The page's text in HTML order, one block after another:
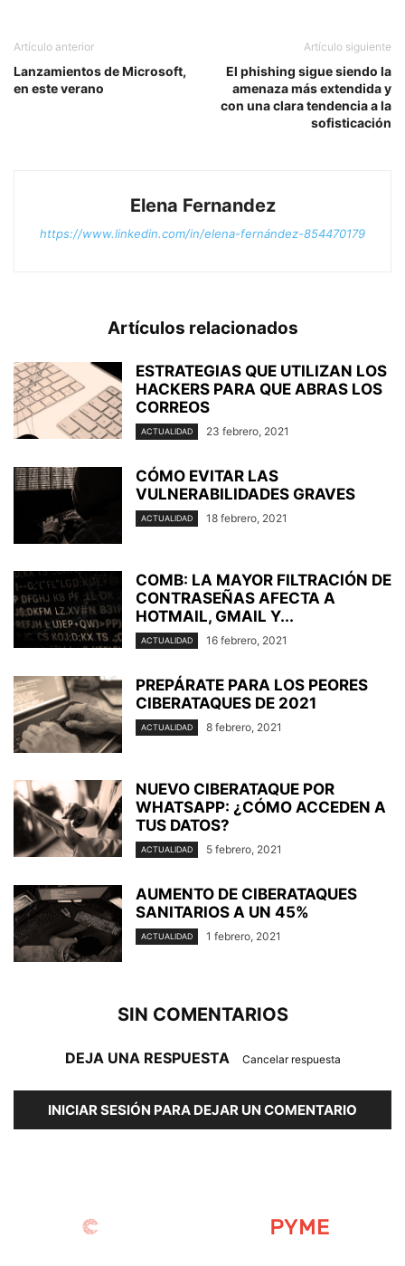
Artículo anterior
Lanzamientos de Microsoft,
en este verano
Artículo siguiente
El phishing sigue siendo la
amenaza más extendida y
con una clara tendencia a la
sofisticación
Elena Fernandez
https://www.linkedin.com/in/elena-fernández-854470179
Artículos relacionados
ESTRATEGIAS QUE UTILIZAN LOS
HACKERS PARA QUE ABRAS LOS
CORREOS
ACTUALIDAD 23 febrero, 2021
CÓMO EVITAR LAS
VULNERABILIDADES GRAVES
ACTUALIDAD 18 febrero, 2021
COMB: LA MAYOR FILTRACIÓN DE
CONTRASEÑAS AFECTA A
HOTMAIL, GMAIL Y...
ACTUALIDAD 16 febrero, 2021
PREPÁRATE PARA LOS PEORES
CIBERATAQUES DE 2021
ACTUALIDAD 8 febrero, 2021
NUEVO CIBERATAQUE POR
WHATSAPP: ¿CÓMO ACCEDEN A
TUS DATOS?
ACTUALIDAD 5 febrero, 2021
AUMENTO DE CIBERATAQUES
SANITARIOS A UN 45%
ACTUALIDAD 1 febrero, 2021
SIN COMENTARIOS
DEJA UNA RESPUESTA Cancelar respuesta
INICIAR SESIÓN PARA DEJAR UN COMENTARIO